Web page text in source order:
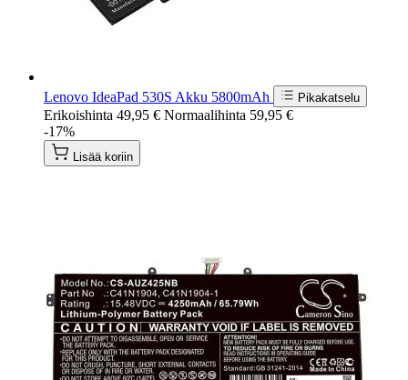
Lenovo IdeaPad 530S Akku 5800mAh Pikakatselu
Erikoishinta 49,95 € Normaalihinta 59,95 €
-17%
Lisää koriin